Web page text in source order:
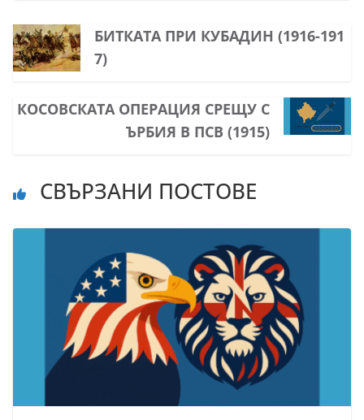
БИТКАТА ПРИ КУБАДИН (1916-191
7)
КОСОВСКАТА ОПЕРАЦИЯ СРЕЩУ С
ЪРБИЯ В ПСВ (1915)
СВЪРЗАНИ ПОСТОВЕ